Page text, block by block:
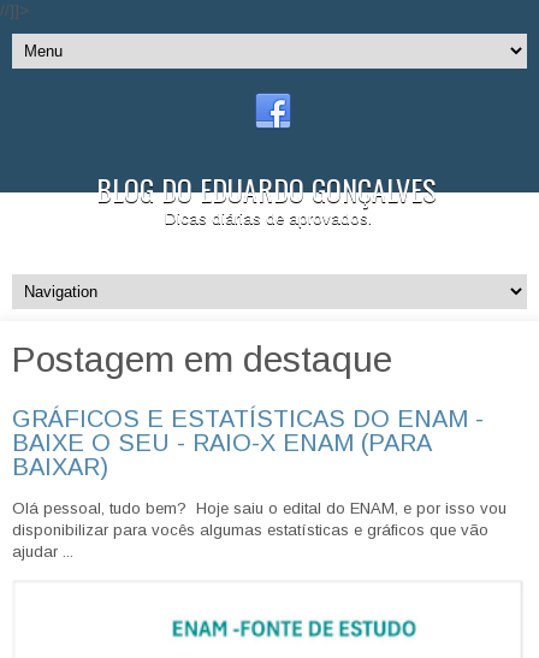
//]]>
BLOG DO EDUARDO GONÇALVES
Dicas diárias de aprovados.
Postagem em destaque
GRÁFICOS E ESTATÍSTICAS DO ENAM -
BAIXE O SEU - RAIO-X ENAM (PARA
BAIXAR)
Olá pessoal, tudo bem? Hoje saiu o edital do ENAM, e por isso vou
disponibilizar para vocês algumas estatísticas e gráficos que vão
ajudar ...